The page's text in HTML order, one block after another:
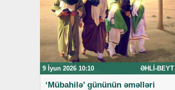
9 İyun 2026 10:10 ƏHLI-BEYT
‘Mübahilə’ gününün əməlləri